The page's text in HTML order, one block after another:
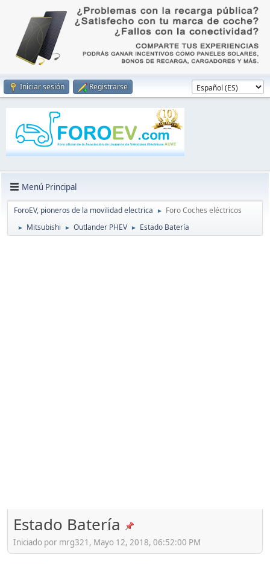
Iniciar sesión Registrarse
Menú Principal
ForoEV, pioneros de la movilidad electrica ► Foro Coches eléctricos
► Mitsubishi ► Outlander PHEV ► Estado Batería
Estado Batería
Iniciado por mrg321, Mayo 12, 2018, 06:52:00 PM